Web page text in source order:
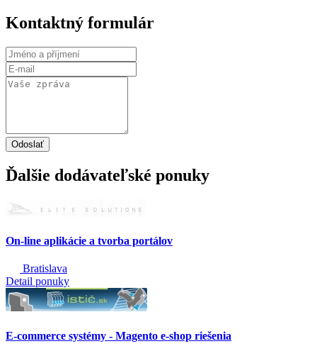
Kontaktný formulár
Odoslať
Ďalšie dodávateľské ponuky
On-line aplikácie a tvorba portálov
Bratislava
Detail ponuky
E-commerce systémy - Magento e-shop riešenia